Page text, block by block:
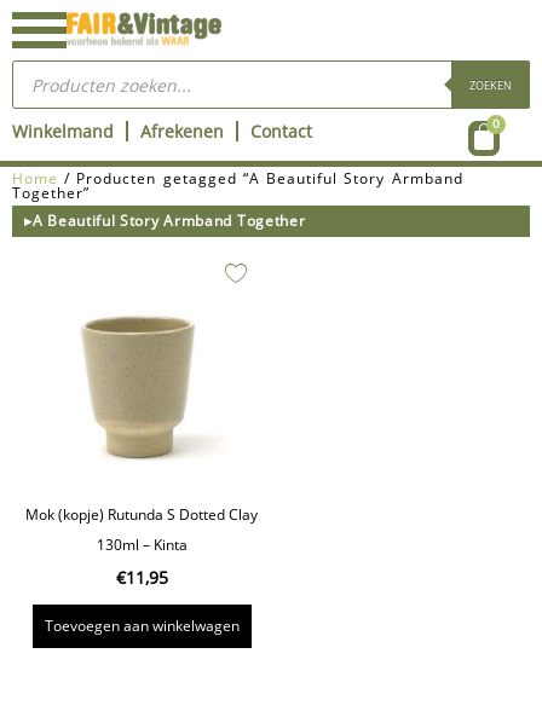
Ga
naar
inhoud
Producten
zoeken ZOEKEN
Winkelmand Afrekenen Contact 0
Home / Producten getagged “A Beautiful Story Armband
Together”
▸A Beautiful Story Armband Together
Mok (kopje) Rutunda S Dotted Clay
130ml – Kinta
€11,95
Toevoegen aan winkelwagen